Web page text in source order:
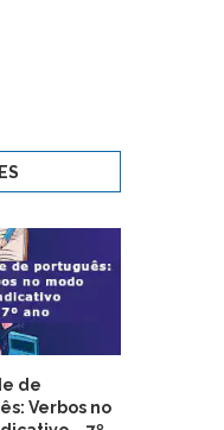
de
Verbos no